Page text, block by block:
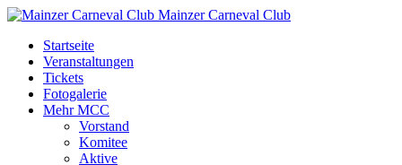
Mainzer Carneval Club
Startseite
Veranstaltungen
Tickets
Fotogalerie
Mehr MCC
Vorstand
Komitee
Aktive